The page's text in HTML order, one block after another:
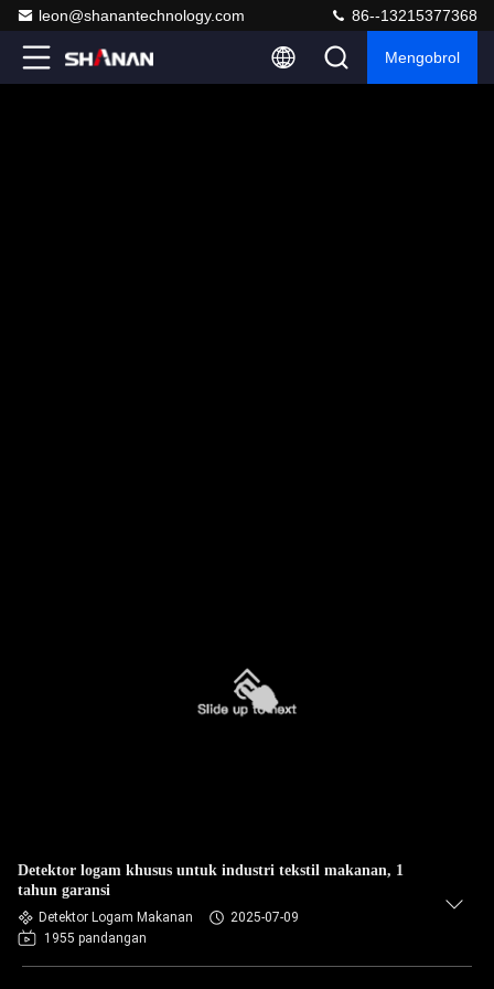
leon@shanantechnology.com 86--13215377368
Mengobrol
Detektor logam khusus untuk industri tekstil makanan, 1
tahun garansi
Detektor Logam Makanan
2025-07-09
1955 pandangan